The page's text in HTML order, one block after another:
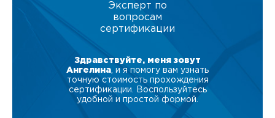
Эксперт по
вопросам
сертификации
Здравствуйте, меня зовут
Ангелина , и я помогу вам узнать
точную стоимость прохождения
сертификации. Воспользуйтесь
удобной и простой формой.